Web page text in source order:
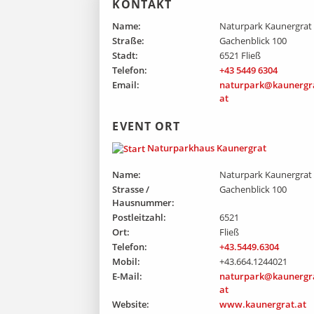
KONTAKT
Name:
Naturpark Kaunergrat
Straße:
Gachenblick 100
Stadt:
6521 Fließ
Telefon:
+43 5449 6304
Email:
at
EVENT ORT
Naturparkhaus Kaunergrat
Name:
Naturpark Kaunergrat
Strasse /
Hausnummer:
Gachenblick 100
Postleitzahl:
6521
Ort:
Fließ
Telefon:
+43.5449.6304
Mobil:
+43.664.1244021
E-Mail:
at
Website:
www.kaunergrat.at